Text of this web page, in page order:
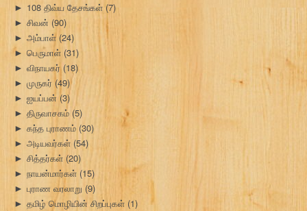
► 108 திவ்ய தேசங்கள் (7)
► சிவன் (90)
► அம்பாள் (24)
► பெருமாள் (31)
► விநாயகர்(18)
► முருகர் (49)
► ஐயப்பன் (3)
► திருவாசகம் (5)
► கந்த புராணம் (30)
► அடியவர்கள் (54)
► சித்தர்கள் (20)
► நாயன்மார்கள் (15)
► புராண வரலாறு (9)
► தமிழ் மொழியின் சிறப்புகள் (1)